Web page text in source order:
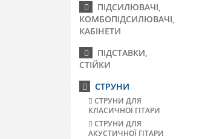
ПІДСИЛЮВАЧІ,
КОМБОПІДСИЛЮВАЧІ,
КАБІНЕТИ
ПІДСТАВКИ,
СТІЙКИ
СТРУНИ
СТРУНИ ДЛЯ
КЛАСИЧНОЇ ГІТАРИ
СТРУНИ ДЛЯ
АКУСТИЧНОЇ ГІТАРИ